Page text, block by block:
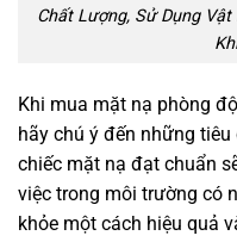
Chất Lượng, Sử Dụng
Khi mua mặt nạ phòng
hãy chú ý đến những
chiếc mặt nạ đạt chuẩn
việc trong môi trường có
khỏe một cách hiệu quả